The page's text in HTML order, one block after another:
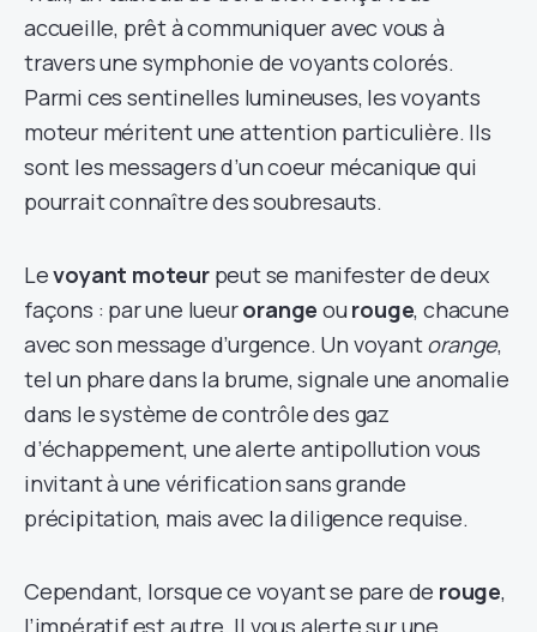
accueille, prêt à communiquer avec vous à
travers une symphonie de voyants colorés.
Parmi ces sentinelles lumineuses, les voyants
moteur méritent une attention particulière. Ils
sont les messagers d’un coeur mécanique qui
pourrait connaître des soubresauts.
Levoyant moteurpeut se manifester de deux
façons : par une lueurorange ou rouge, chacune
avec son message d’urgence. Un voyantorange,
tel un phare dans la brume, signale une anomalie
dans le système de contrôle des gaz
d’échappement, une alerte antipollution vous
invitant à une vérification sans grande
précipitation, mais avec la diligence requise.
Cependant, lorsque ce voyant se pare de rouge,
l’impératif est autre. Il vous alerte sur une